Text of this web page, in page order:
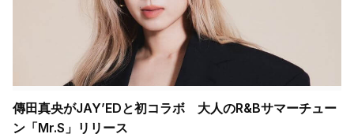
傳田真央がJAY’EDと初コラボ 大人のR&Bサマーチュー
ン「Mr.S」リリース